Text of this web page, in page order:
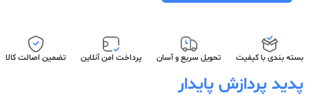
بسته بندی با کیفیت تحویل سریع و آسان پرداخت امن آنلاین تضمین اصالت کالا
پدید پردازش پایدار